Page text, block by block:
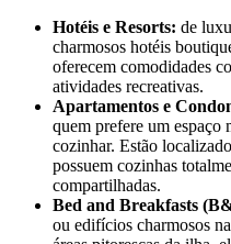
Hotéis e Resorts: de
charmosos hotéis
oferecem comodidades
atividades recreativas.
Apartamentos e
quem prefere um espaço
cozinhar. Estão
possuem cozinhas
compartilhadas.
Bed and Breakfasts
ou edifícios charmosos